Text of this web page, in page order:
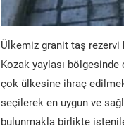
Ülkemiz granit taş rezervi
Kozak yaylası
çok ülkesine ihraç
seçilerek en uygun ve
bulunmakla birlikte